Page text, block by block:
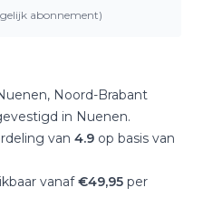
, Noord-Brabant
in Nuenen.
van 4.9 op basis van
vanaf€49,95 per
abonnement)